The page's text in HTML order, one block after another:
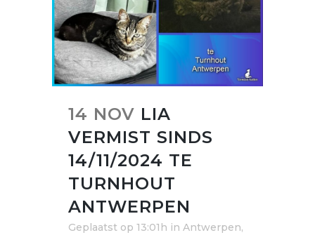
14 NOV LIA
VERMIST SINDS
14/11/2024 TE
TURNHOUT
ANTWERPEN
Geplaatst op 13:01h in Antwerpen,